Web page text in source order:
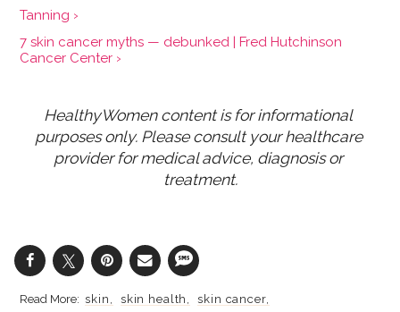
Tanning ›
7 skin cancer myths — debunked | Fred Hutchinson
Cancer Center ›
HealthyWomen content is for informational
purposes only. Please consult your healthcare
provider for medical advice, diagnosis or
treatment.
skin skin health
skin cancer